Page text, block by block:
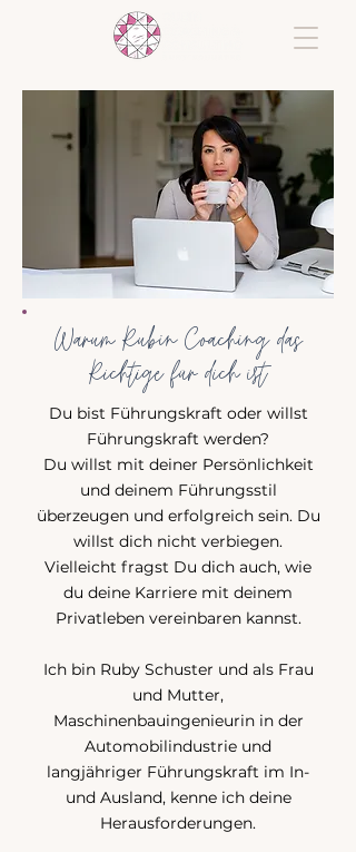
Warum Rubin Coaching das
Richtige für dich ist
Du bist Führungskraft oder willst
Führungskraft werden?
Du willst mit deiner Persönlichkeit
und deinem Führungsstil
überzeugen und erfolgreich sein. Du
willst dich nicht verbiegen.
Vielleicht fragst Du dich auch, wie
du deine Karriere mit deinem
Privatleben vereinbaren kannst.
Ich bin Ruby Schuster und als Frau
und Mutter,
Maschinenbauingenieurin in der
Automobilindustrie und
langjähriger Führungskraft im In-
und Ausland, kenne ich deine
Herausforderungen.